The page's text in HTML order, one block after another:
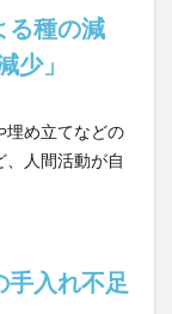
る種の減
少」
埋め立てなどの
人間活動が自
手入れ不足